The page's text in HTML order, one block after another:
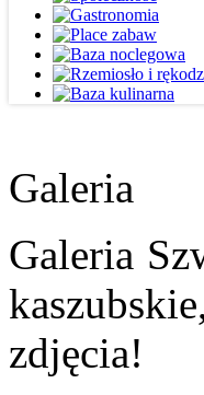
Galeria
Galeria
zdjęcia!